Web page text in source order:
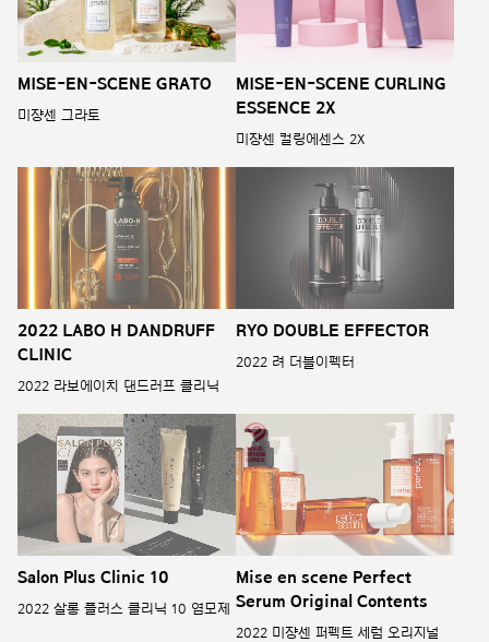
MISE-EN-SCENE GRATO
미쟝센 그라토
MISE-EN-SCENE CURLING
ESSENCE 2X
미쟝센 컬링에센스 2X
2022 LABO H DANDRUFF
CLINIC
2022 라보에이치 댄드러프 클리닉
RYO DOUBLE EFFECTOR
2022 려 더블이펙터
Salon Plus Clinic 10
2022 살롱 플러스 클리닉 10 염모제
Mise en scene Perfect
Serum Original Contents
2022 미쟝센 퍼펙트 세럼 오리지널